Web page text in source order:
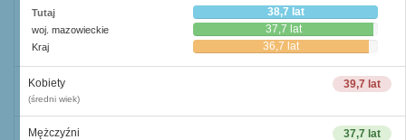
Tutaj 38,7 lat
woj. mazowieckie 37,7 lat
Kraj 36,7 lat
39,7 lat
Kobiety
(średni wiek)
37,7 lat
Mężczyźni